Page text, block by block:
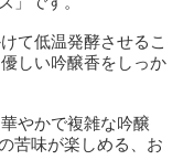
て低温発酵させるこ
しい吟醸香をしっか
やかで複雑な吟醸
苦味が楽しめる、お